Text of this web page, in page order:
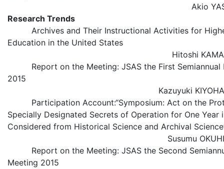
Akio
Research Trends
Archives and Their Instructional Activities for
Education in the United States
Hitoshi
Report on the Meeting: JSAS the First Semiannual
2015
Kazuyuki
Participation Account:“Symposium: Act on the
Specially Designated Secrets of Operation for One Year
Considered from Historical Science and Archival
Susumu
Report on the Meeting: JSAS the Second
Meeting 2015